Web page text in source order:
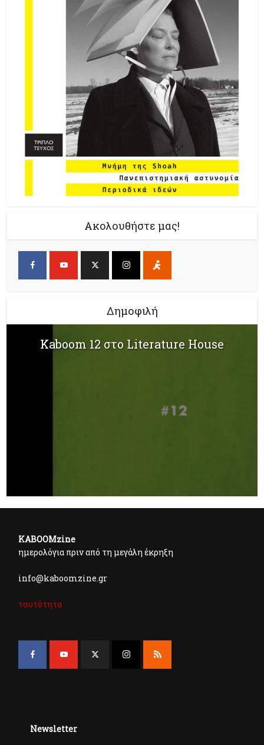
Ακολουθήστε μας!
Δημοφιλή
Kaboom 12 στο Literature House
KABOOMzine
ημερολόγια πριν από τη μεγάλη έκρηξη
info@kaboomzine.gr
ταυτότητα
Newsletter